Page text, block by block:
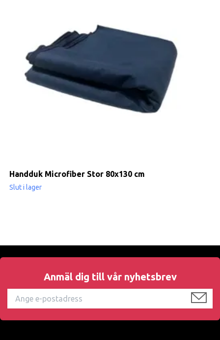
Handduk Microfiber Stor 80x130 cm
Slut i lager
Anmäl dig till vår nyhetsbrev